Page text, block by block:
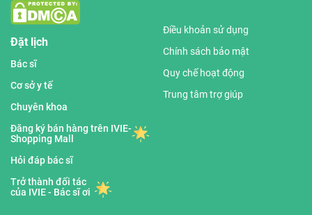
Đặt lịch
Bác sĩ
Cơ sở y tế
Chuyên khoa
Đăng ký bán hàng trên IVIE-
Shopping Mall
Hỏi đáp bác sĩ
Trở thành đối tác
của IVIE - Bác sĩ ơi
Điều khoản sử dụng
Chính sách bảo mật
Quy chế hoạt động
Trung tâm trợ giúp